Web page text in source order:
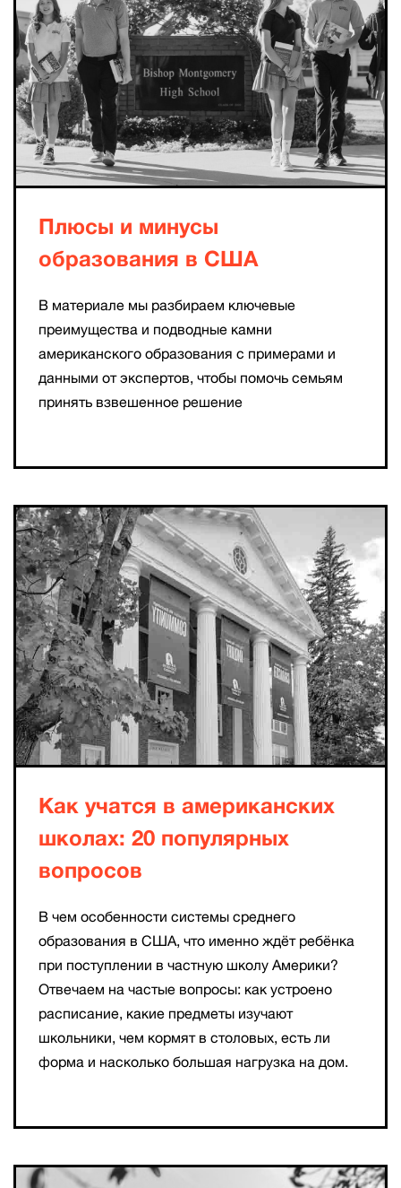
Плюсы и минусы
образования в США
В материале мы разбираем ключевые
преимущества и подводные камни
американского образования с примерами и
данными от экспертов, чтобы помочь семьям
принять взвешенное решение
Как учатся в американских
школах: 20 популярных
вопросов
В чем особенности системы среднего
образования в США, что именно ждёт ребёнка
при поступлении в частную школу Америки?
Отвечаем на частые вопросы: как устроено
расписание, какие предметы изучают
школьники, чем кормят в столовых, есть ли
форма и насколько большая нагрузка на дом.